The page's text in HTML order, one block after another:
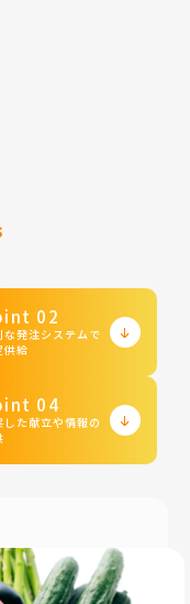
02
な発注システムで
供給
04
した献立や情報の